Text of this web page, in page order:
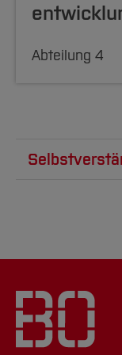
Abteilung 4
Abteilungen
Service und
und